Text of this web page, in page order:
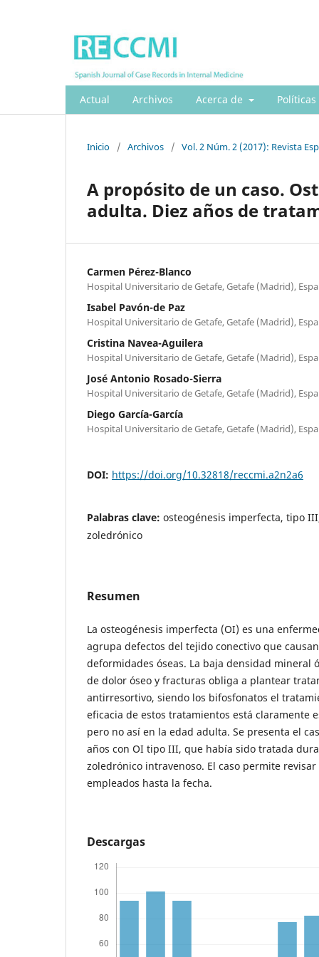
Actual Archivos Acerca de
Inicio / Archivos / Vol. 2 Núm. 2 (2017): Revista
A propósito de un caso.
adulta. Diez años de
Carmen Pérez-Blanco
Hospital Universitario de Getafe, Getafe (Madrid),
Isabel Pavón-de Paz
Hospital Universitario de Getafe, Getafe (Madrid),
Cristina Navea-Aguilera
Hospital Universitario de Getafe, Getafe (Madrid),
José Antonio Rosado-Sierra
Hospital Universitario de Getafe, Getafe (Madrid),
Diego García-García
Hospital Universitario de Getafe, Getafe (Madrid),
DOI: https://doi.org/10.32818/reccmi.a2n2a6
Palabras clave: osteogénesis imperfecta, tipo
zoledrónico
Resumen
La osteogénesis imperfecta (OI) es una
agrupa defectos del tejido conectivo que
deformidades óseas. La baja densidad mineral
de dolor óseo y fracturas obliga a plantear
antirresortivo, siendo los bifosfonatos el
eficacia de estos tratamientos está claramente
pero no así en la edad adulta. Se presenta el
años con OI tipo III, que había sido tratada
zoledrónico intravenoso. El caso permite
empleados hasta la fecha.
Descargas